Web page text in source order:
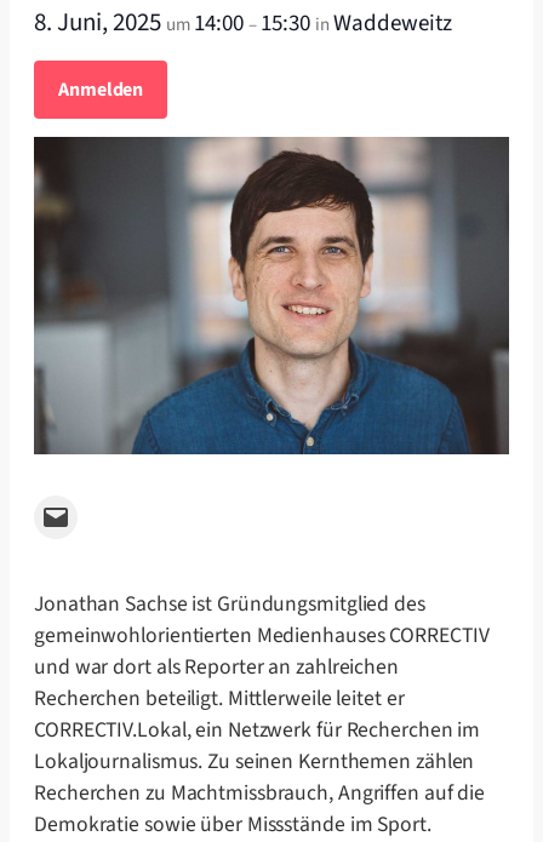
8. Juni, 2025 um14:00–15:30 inWaddeweitz
Anmelden
Email this Page
Jonathan Sachse ist Gründungsmitglied des
gemeinwohlorientierten Medienhauses CORRECTIV
und war dort als Reporter an zahlreichen
Recherchen beteiligt. Mittlerweile leitet er
CORRECTIV.Lokal, ein Netzwerk für Recherchen im
Lokaljournalismus. Zu seinen Kernthemen zählen
Recherchen zu Machtmissbrauch, Angriffen auf die
Demokratie sowie über Missstände im Sport.